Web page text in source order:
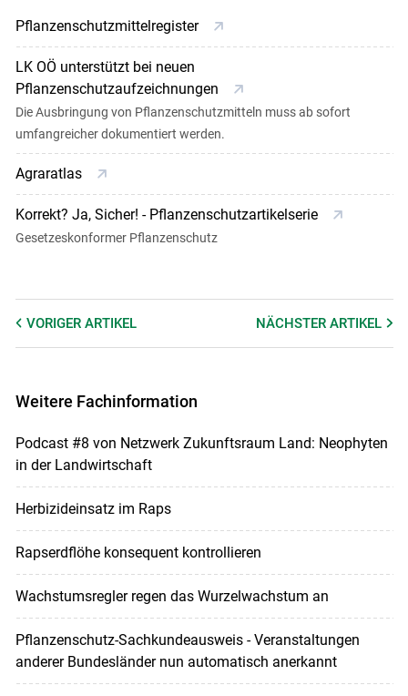
Pflanzenschutzmittelregister
LK OÖ unterstützt bei neuen
Pflanzenschutzaufzeichnungen
Die Ausbringung von Pflanzenschutzmitteln muss ab sofort
umfangreicher dokumentiert werden.
Agraratlas
Korrekt? Ja, Sicher! - Pflanzenschutzartikelserie
Gesetzeskonformer Pflanzenschutz
VORIGER ARTIKEL NÄCHSTERARTIKEL
Weitere Fachinformation
Podcast #8 von Netzwerk Zukunftsraum Land: Neophyten
in der Landwirtschaft
Herbizideinsatz im Raps
Rapserdflöhe konsequent kontrollieren
Wachstumsregler regen das Wurzelwachstum an
Pflanzenschutz-Sachkundeausweis - Veranstaltungen
anderer Bundesländer nun automatisch anerkannt